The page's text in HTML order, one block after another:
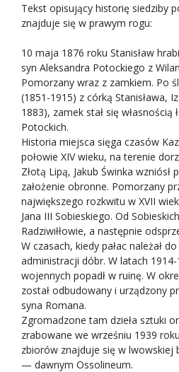
Tekst opisujący historię siedziby
znajduje się w prawym rogu:
10 maja 1876 roku Stanisław
syn Aleksandra Potockiego z
Pomorzany wraz z zamkiem. Po
(1851-1915) z córką Stanisława,
1883), zamek stał się własnością
Potockich.
Historia miejsca sięga czasów
połowie XIV wieku, na terenie
Złotą Lipą, Jakub Świnka wzniósł
założenie obronne. Pomorzany
największego rozkwitu w XVII
Jana III Sobieskiego. Od
Radziwiłłowie, a następnie
W czasach, kiedy pałac należał
administracji dóbr. W latach
wojennych popadł w ruinę. W
został odbudowany i urządzony
syna Romana.
Zgromadzone tam dzieła sztuki
zrabowane we wrześniu 1939
zbiorów znajduje się w lwowskiej
— dawnym Ossolineum.